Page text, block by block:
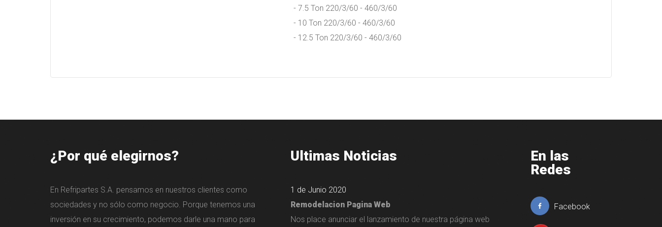
- 7.5 Ton 220/3/60 - 460/3/60
- 10 Ton 220/3/60 - 460/3/60
- 12.5 Ton 220/3/60 - 460/3/60
¿Por qué elegirnos?
En Refripartes S.A. pensamos en nuestros clientes como
sociedades y no sólo como negocio. Porque tenemos una
inversión en su crecimiento, podemos darle una mano para
Ultimas Noticias
1 de Junio 2020
Remodelacion Pagina Web
Nos place anunciar el lanzamiento de nuestra página web
En las
Redes
Facebook